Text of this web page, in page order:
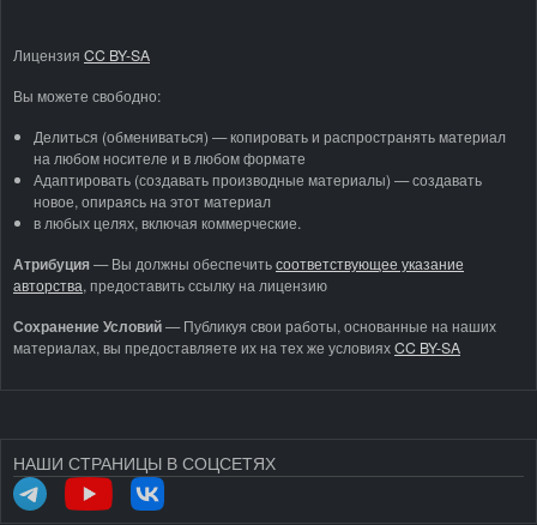
Лицензия CC BY-SA
Вы можете свободно:
Делиться (обмениваться) — копировать и распространять материал
на любом носителе и в любом формате
Адаптировать (создавать производные материалы) — создавать
новое, опираясь на этот материал
в любых целях, включая коммерческие.
Атрибуция—Вы должны обеспечитьсоответствующее указание
авторства, предоставить ссылку на лицензию
Сохранение Условий— Публикуя свои работы, основанные на наших
материалах, вы предоставляете их на тех же условияхCC BY-SA
НАШИ СТРАНИЦЫ В СОЦСЕТЯХ